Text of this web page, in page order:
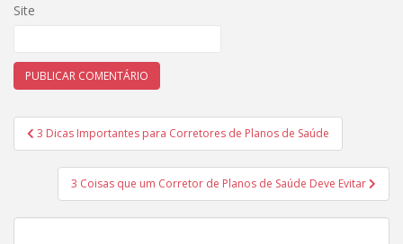
Site
Navegação
de
Post
3 Dicas Importantes para Corretores de Planos de Saúde
3 Coisas que um Corretor de Planos de Saúde Deve Evitar